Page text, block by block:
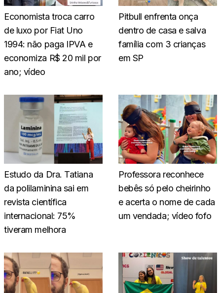
Economista troca carro
de luxo por Fiat Uno
1994: não paga IPVA e
economiza R$ 20 mil por
ano; vídeo
Pitbull enfrenta onça
dentro de casa e salva
família com 3 crianças
em SP
Estudo da Dra. Tatiana
da polilaminina sai em
revista científica
internacional: 75%
tiveram melhora
Professora reconhece
bebês só pelo cheirinho
e acerta o nome de cada
um vendada; vídeo fofo